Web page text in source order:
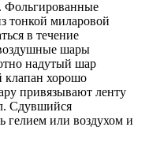
Фольгированные
тонкой миларовой
в течение
шары
надутый шар
клапан хорошо
привязывают ленту
Сдувшийся
или воздухом и